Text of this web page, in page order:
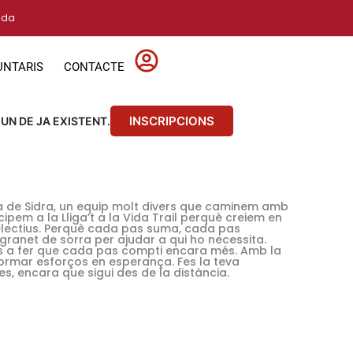
CONTACTE
DE JA EXISTENT. INSCRIPCIONS
de Sidra, un equip molt divers que caminem amb
a la Lliga’t a la Vida Trail perquè creiem en
Perquè cada pas suma, cada pas
de sorra per ajudar a qui ho necessita.
a fer que cada pas compti encara més. Amb la
esforços en esperança. Fes la teva
encara que sigui des de la distància.